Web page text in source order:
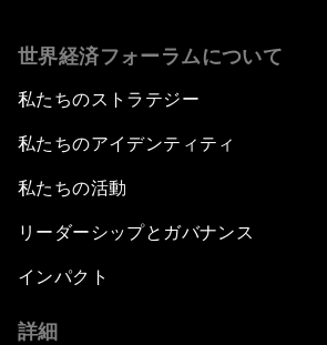
世界経済フォーラムについて
私たちのストラテジー
私たちのアイデンティティ
私たちの活動
リーダーシップとガバナンス
インパクト
詳細